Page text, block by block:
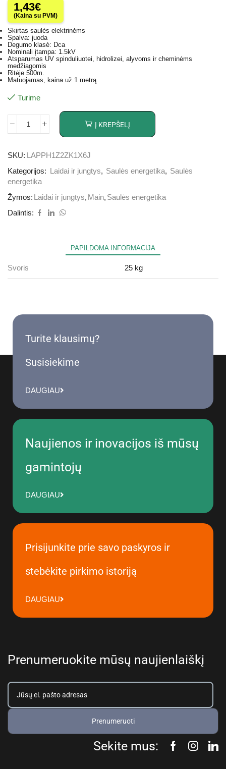
1,43€
(Kaina su PVM)
Skirtas saulės elektrinėms
Spalva: juoda
Degumo klasė: Dca
Nominali įtampa: 1.5kV
Atsparumas UV spinduliuotei, hidrolizei, alyvoms ir cheminėms
medžiagomis
Ritėje 500m.
Matuojamas, kaina už 1 metrą.
Turime
Į KREPŠELĮ
SKU:
LAPPH1Z2ZK1X6J
Kategorijos:
Laidai ir jungtys, Saulės energetika, Saulės
energetika
Žymos:
Laidai ir jungtys, Main, Saulės energetika
Dalintis:
PAPILDOMA INFORMACIJA
Svoris 25 kg
Turite klausimų?
Susisiekime
DAUGIAU
Naujienos ir inovacijos iš mūsų
gamintojų
DAUGIAU
Prisijunkite prie savo paskyros ir
stebėkite pirkimo istoriją
DAUGIAU
Prenumeruokite mūsų naujienlaiškį
Prenumeruoti
Sekite mus: